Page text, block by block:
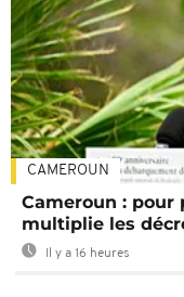
CAMEROUN
Cameroun : pour
multiplie les
Il y a 16 heures